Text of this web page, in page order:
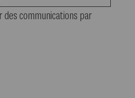
des communications par